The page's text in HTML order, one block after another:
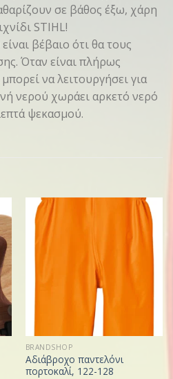
σε βάθος έξω, χάρη
STIHL!
βέβαιο ότι θα τους
Όταν είναι πλήρως
να λειτουργήσει για
νερού χωράει αρκετό νερό
ψεκασμού.
BRANDSHOP
Αδιάβροχο παντελόνι
πορτοκαλί, 122-128